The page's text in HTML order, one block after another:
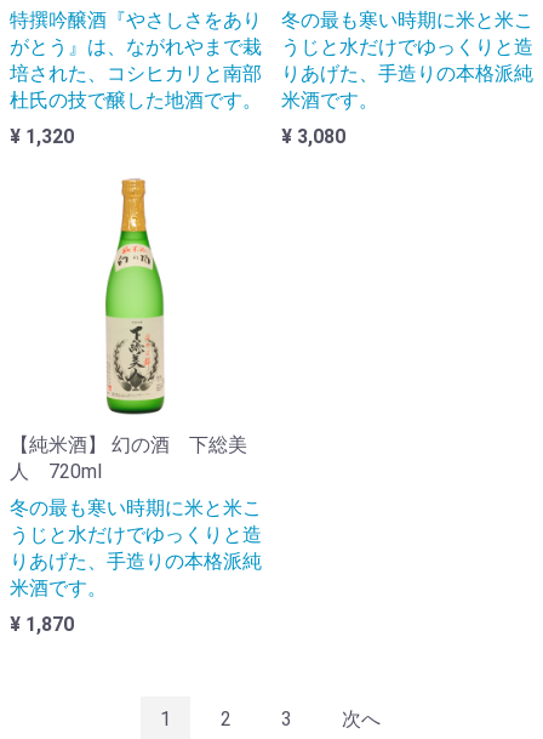
特撰吟醸酒『やさしさをあり
がとう』は、ながれやまで栽
培された、コシヒカリと南部
杜氏の技で醸した地酒です。
¥ 1,320
冬の最も寒い時期に米と米こ
うじと水だけでゆっくりと造
りあげた、手造りの本格派純
米酒です。
¥ 3,080
【純米酒】 幻の酒 下総美
人 720ml
冬の最も寒い時期に米と米こ
うじと水だけでゆっくりと造
りあげた、手造りの本格派純
米酒です。
¥ 1,870
1 2 3 次へ